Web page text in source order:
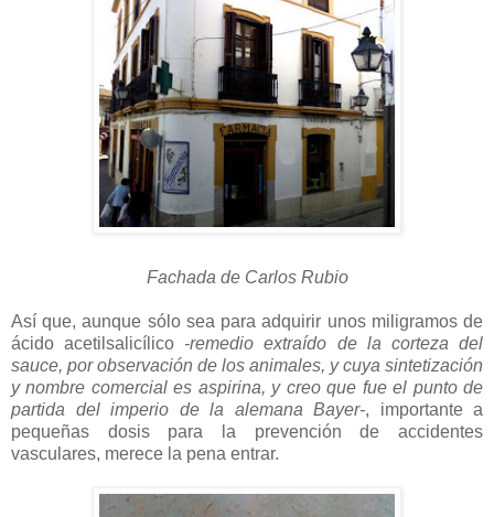
Fachada de Carlos Rubio
Así que, aunque sólo sea para adquirir unos miligramos de
ácido acetilsalicílico -remedio extraído de la corteza del
sauce, por observación de los animales, y cuya sintetización
y nombre comercial es aspirina, y creo que fue el punto de
partida del imperio de la alemana Bayer-, importante a
pequeñas dosis para la prevención de accidentes
vasculares, merece la pena entrar.